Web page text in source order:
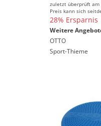
zuletzt überprüft am
Preis kann sich
28% Ersparnis
Weitere
OTTO
Sport-Thieme